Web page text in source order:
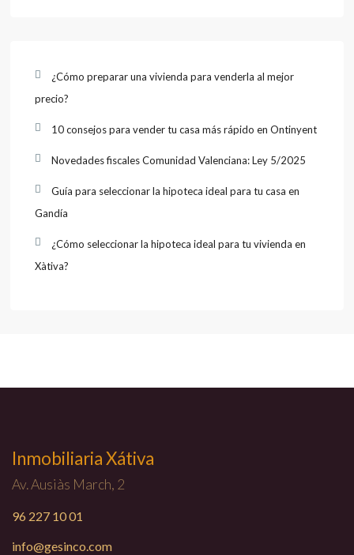
¿Cómo preparar una vivienda para venderla al mejor
precio?
10 consejos para vender tu casa más rápido en Ontinyent
Novedades fiscales Comunidad Valenciana: Ley 5/2025
Guía para seleccionar la hipoteca ideal para tu casa en
Gandía
¿Cómo seleccionar la hipoteca ideal para tu vivienda en
Xàtiva?
Inmobiliaria Xátiva
Av. Ausiàs March, 2
96 227 10 01
info@gesinco.com